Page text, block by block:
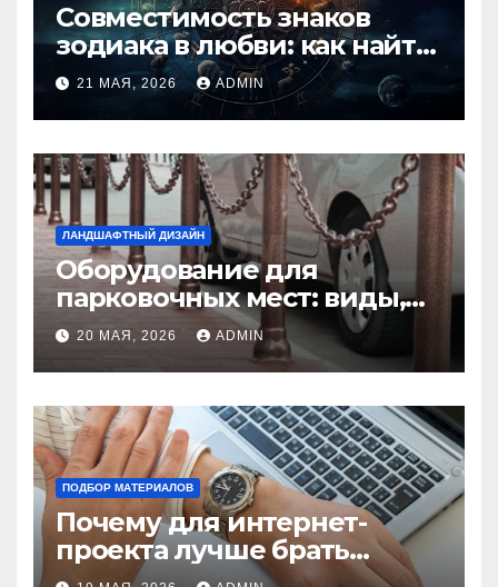
Совместимость знаков
зодиака в любви: как найти
идеальную пару и
избежать конфликтов
21 МАЯ, 2026 ADMIN
ЛАНДШАФТНЫЙ ДИЗАЙН
Оборудование для
парковочных мест: виды,
функции и нормы
установки
20 МАЯ, 2026 ADMIN
ПОДБОР МАТЕРИАЛОВ
Почему для интернет-
проекта лучше брать
отдельный сервер: